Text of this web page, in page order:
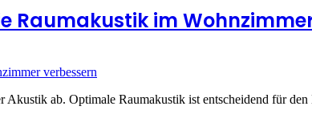
Raumakustik im
Akustik ab. Optimale Raumakustik ist entscheidend für